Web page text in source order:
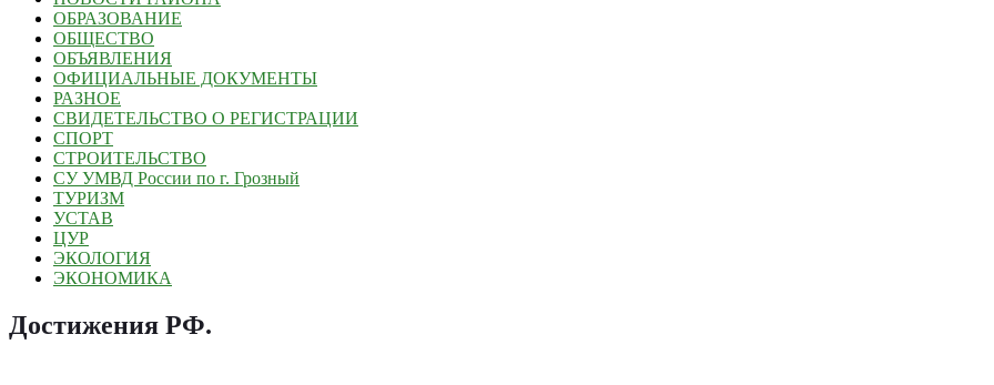
ОБРАЗОВАНИЕ
ОБЩЕСТВО
ОБЪЯВЛЕНИЯ
ОФИЦИАЛЬНЫЕ ДОКУМЕНТЫ
РАЗНОЕ
СВИДЕТЕЛЬСТВО О РЕГИСТРАЦИИ
СПОРТ
СТРОИТЕЛЬСТВО
СУ УМВД России по г. Грозный
ТУРИЗМ
УСТАВ
ЦУР
ЭКОЛОГИЯ
ЭКОНОМИКА
Достижения РФ.